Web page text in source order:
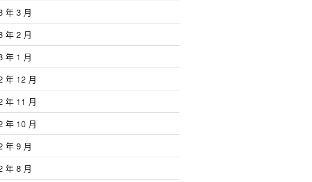
年 3 月
年 2 月
年 1 月
年 12 月
年 11 月
年 10 月
年 9 月
年 8 月